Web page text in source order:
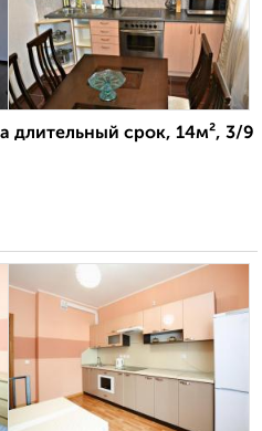
длительный срок, 14м², 3/9